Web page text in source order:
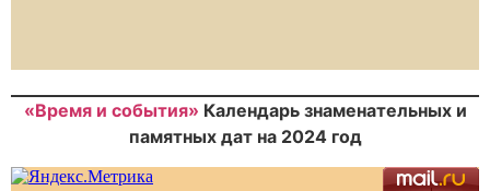
«Время и события» Календарь знаменательных и
памятных дат на 2024 год